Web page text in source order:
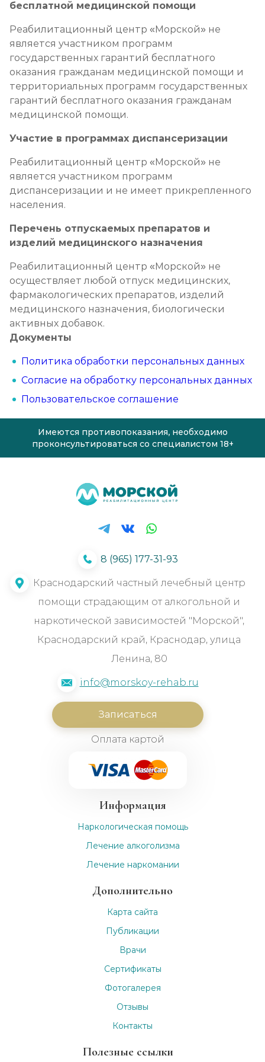
бесплатной медицинской помощи
Реабилитационный центр «Морской» не
является участником программ
государственных гарантий бесплатного
оказания гражданам медицинской помощи и
территориальных программ государственных
гарантий бесплатного оказания гражданам
медицинской помощи.
Участие в программах диспансеризации
Реабилитационный центр «Морской» не
является участником программ
диспансеризации и не имеет прикрепленного
населения.
Перечень отпускаемых препаратов и
изделий медицинского назначения
Реабилитационный центр «Морской» не
осуществляет любой отпуск медицинских,
фармакологических препаратов, изделий
медицинского назначения, биологически
активных добавок.
Документы
Политика обработки персональных данных
Согласие на обработку персональных данных
Пользовательское соглашение
Имеются противопоказания, необходимо
проконсультироваться со специалистом 18+
8 (965) 177-31-93
Краснодарский частный лечебный центр
помощи страдающим от алкогольной и
наркотической зависимостей "Морской",
Краснодарский край, Краснодар, улица
Ленина, 80
info@morskoy-rehab.ru
Записаться
Оплата картой
Информация
Наркологическая помощь
Лечение алкоголизма
Лечение наркомании
Дополнительно
Карта сайта
Публикации
Врачи
Сертификаты
Фотогалерея
Отзывы
Контакты
Полезные ссылки